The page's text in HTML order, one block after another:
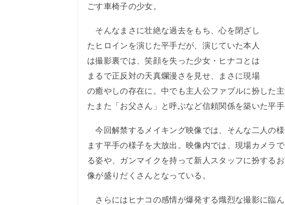
ごす車椅子の少女。
そんなまさに壮絶な過去をもち、心を閉ざし
たヒロインを演じた平手だが、演じていた本人
は撮影裏では、笑顔を失った少女・ヒナコとは
まるで正反対の天真爛漫さを見せ、まさに現場
の癒やしの存在に。中でも主人公ファブルに扮した
たまた「お父さん」と呼ぶなど信頼関係を築いた平手
今回解禁するメイキング映像では、そんな二人の
ます平手の様子を大放出。映像内では、現場カメラ
る姿や、ガンマイクを持って新人スタッフに扮する
像が盛りだくさんとなっている。
さらにはヒナコの感情が爆発する熾烈な撮影に臨